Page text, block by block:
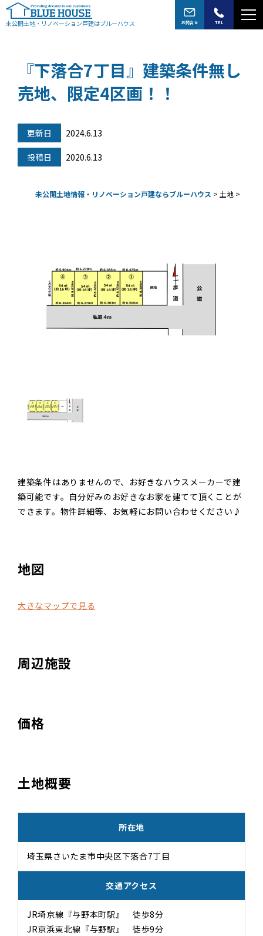
未公開土地・リノベーション戸建はブルーハウス お問合せ TEL
『下落合7丁目』建築条件無し
売地、限定4区画！！
更新日 2024.6.13
投稿日 2020.6.13
未公開土地情報・リノベーション戸建ならブルーハウス > 土地 >
建築条件はありませんので、お好きなハウスメーカーで建
築可能です。自分好みのお好きなお家を建てて頂くことが
できます。物件詳細等、お気軽にお問い合わせください♪
地図
大きなマップで見る
周辺施設
価格
土地概要
所在地
埼玉県さいたま市中央区下落合7丁目
交通アクセス
JR埼京線『与野本町駅』 徒歩8分
JR京浜東北線『与野駅』 徒歩9分